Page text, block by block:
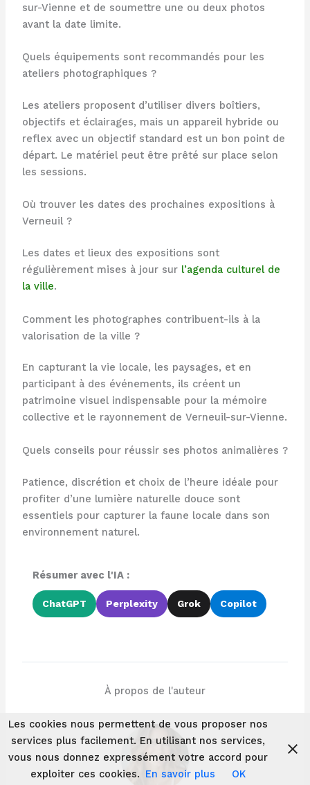
sur-Vienne et de soumettre une ou deux photos
avant la date limite.
Quels équipements sont recommandés pour les
ateliers photographiques ?
Les ateliers proposent d’utiliser divers boîtiers,
objectifs et éclairages, mais un appareil hybride ou
reflex avec un objectif standard est un bon point de
départ. Le matériel peut être prêté sur place selon
les sessions.
Où trouver les dates des prochaines expositions à
Verneuil ?
Les dates et lieux des expositions sont
régulièrement mises à jour sur l’agenda culturel de
la ville.
Comment les photographes contribuent-ils à la
valorisation de la ville ?
En capturant la vie locale, les paysages, et en
participant à des événements, ils créent un
patrimoine visuel indispensable pour la mémoire
collective et le rayonnement de Verneuil-sur-Vienne.
Quels conseils pour réussir ses photos animalières ?
Patience, discrétion et choix de l’heure idéale pour
profiter d’une lumière naturelle douce sont
essentiels pour capturer la faune locale dans son
environnement naturel.
Résumer avec l'IA :
ChatGPT Perplexity Grok Copilot
À propos de l'auteur
Les cookies nous permettent de vous proposer nos
services plus facilement. En utilisant nos services,
vous nous donnez expressément votre accord pour
exploiter ces cookies. En savoir plus OK